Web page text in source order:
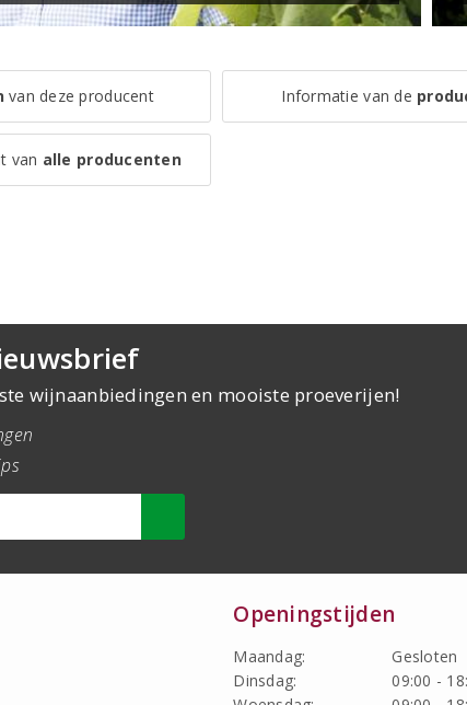
van deze producent Informatie van de
van alle producenten
wijnaanbiedingen en mooiste proeverijen!
Openingstijden
Maandag:
Gesloten
Dinsdag:
09:00 -